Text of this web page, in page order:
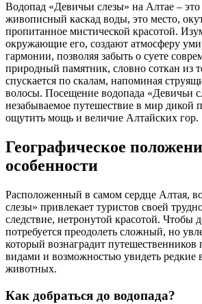
Водопад «Девичьи слезы» на Алтае – это не просто
живописный каскад воды, это место,
пропитанное мистической красотой.
окружающие его, создают атмосферу
гармонии, позволяя забыть о суете
природный памятник, словно соткан из
спускается по скалам, напоминая
волосы. Посещение водопада «Девичьи
незабываемое путешествие в мир дикой
ощутить мощь и величие Алтайских гор.
Географическое
особенности
Расположенный в самом сердце Алтая,
слезы» привлекает туристов своей
следствие, нетронутой красотой. Чтобы
потребуется преодолеть сложный, но
который вознаградит
видами и возможностью увидеть редкие
животных.
Как добраться до водопада?